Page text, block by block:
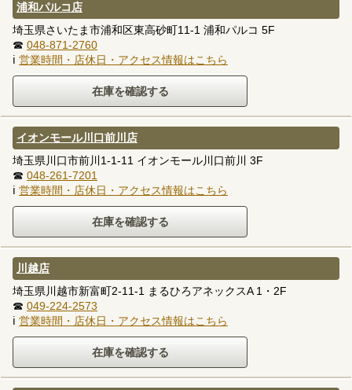
浦和パルコ店
埼玉県さいたま市浦和区東高砂町11-1 浦和パルコ 5F
☎ 048-871-2760
ℹ 営業時間・店休日・アクセス情報はこちら
イオンモール川口前川店
埼玉県川口市前川1-1-11 イオンモール川口前川 3F
☎ 048-261-7201
ℹ 営業時間・店休日・アクセス情報はこちら
川越店
埼玉県川越市新富町2-11-1 まるひろアネックスA 1・2F
☎ 049-224-2573
ℹ 営業時間・店休日・アクセス情報はこちら